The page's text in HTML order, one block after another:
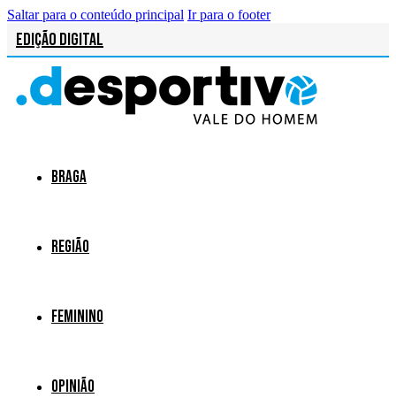
Saltar para o conteúdo principal Ir para o footer
Edição Digital
Braga
Região
Feminino
Opinião